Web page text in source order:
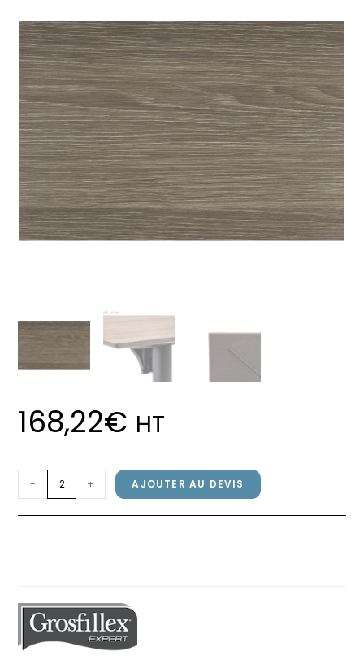
168,22€ HT
quantité
de
Plateau
Sweden
Touch
- + AJOUTER AU DEVIS